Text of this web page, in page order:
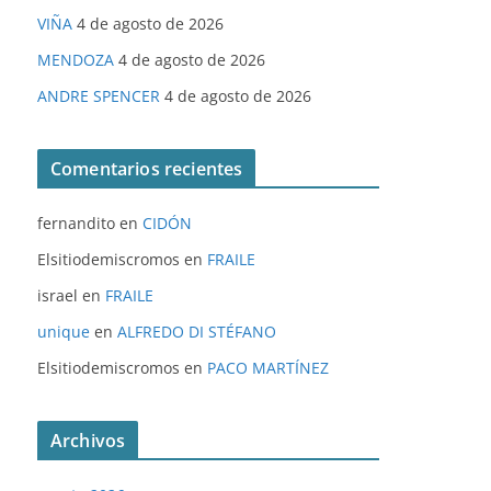
VIÑA 4 de agosto de 2026
MENDOZA 4 de agosto de 2026
ANDRE SPENCER 4 de agosto de 2026
Comentarios recientes
fernandito en CIDÓN
Elsitiodemiscromos en FRAILE
israel en FRAILE
unique en ALFREDO DI STÉFANO
Elsitiodemiscromos en PACO MARTÍNEZ
Archivos